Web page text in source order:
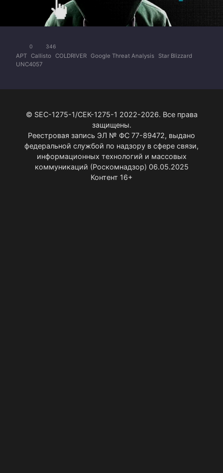
0 346
APT Callisto COLDRIVER Google Threat Analysis
Star Blizzard
UNC4057
© SEC-1275-1/СЕК-1275-1 2022-2026. Все права
защищены.
Реестровая запись ЭЛ № ФС 77-89472, выдано
федеральной службой по надзору в сфере связи,
информационных технологий и массовых
коммуникаций (Роскомнадзор) 06.05.2025
Контент 16+